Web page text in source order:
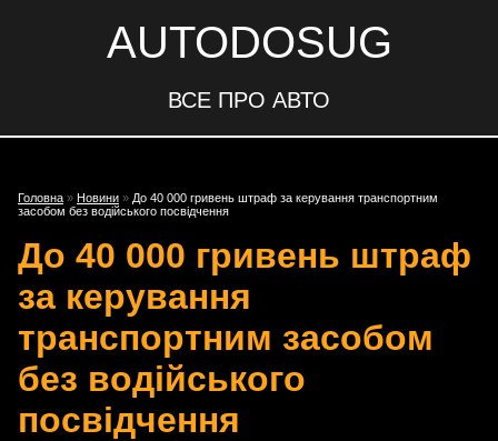
AUTODOSUG
ВСЕ ПРО АВТО
Головна » Новини » До 40 000 гривень штраф за керування транспортним
засобом без водійського посвідчення
До 40 000 гривень штраф
за керування
транспортним засобом
без водійського
посвідчення